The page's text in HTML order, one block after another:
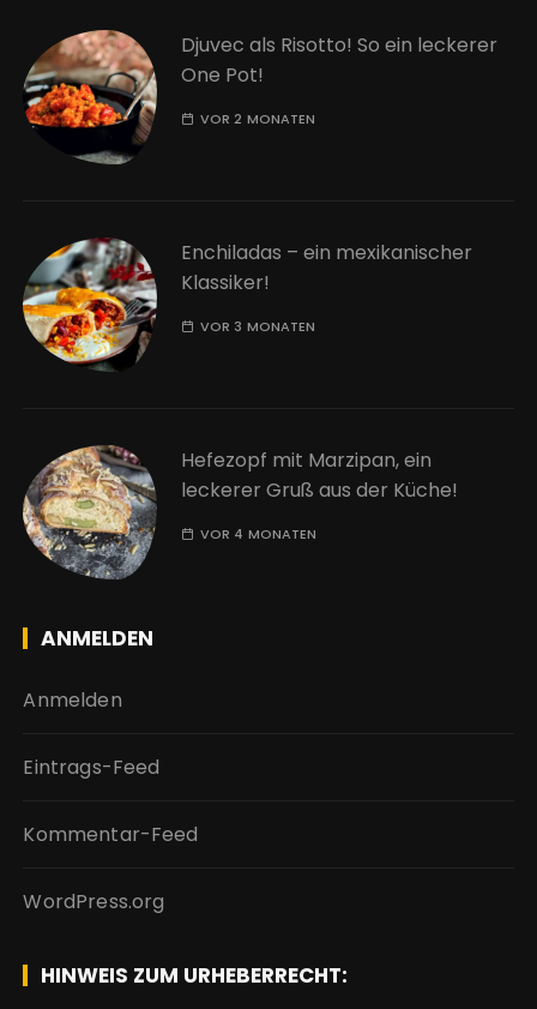
Djuvec als Risotto! So ein leckerer
One Pot!
VOR 2 MONATEN
Enchiladas – ein mexikanischer
Klassiker!
VOR 3 MONATEN
Hefezopf mit Marzipan, ein
leckerer Gruß aus der Küche!
VOR 4 MONATEN
ANMELDEN
Anmelden
Eintrags-Feed
Kommentar-Feed
WordPress.org
HINWEIS ZUM URHEBERRECHT: